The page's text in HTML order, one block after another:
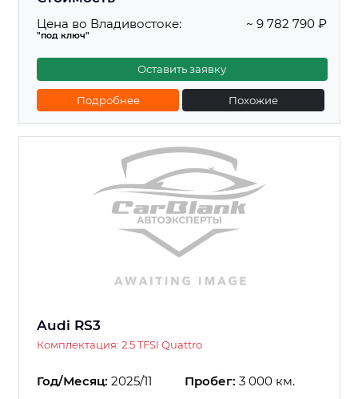
Цена во Владивостоке:
"под ключ"
~ 9 782 790 ₽
Оставить заявку
Подробнее Похожие
Audi RS3
Комплектация: 2.5 TFSI Quattro
Год/Месяц: 2025/11 Пробег: 3 000 км.